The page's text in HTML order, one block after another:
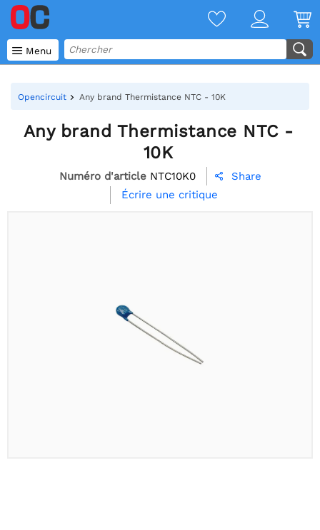
 Menu
Opencircuit Any brand Thermistance NTC - 10K
Any brand Thermistance NTC -
10K
Numéro d'article NTC10K0 
Share
Écrire une critique